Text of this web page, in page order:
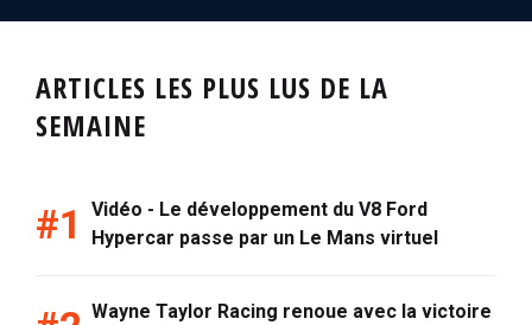
ARTICLES LES PLUS LUS DE LA
SEMAINE
Vidéo - Le développement du V8 Ford
Hypercar passe par un Le Mans virtuel
Wayne Taylor Racing renoue avec la victoire